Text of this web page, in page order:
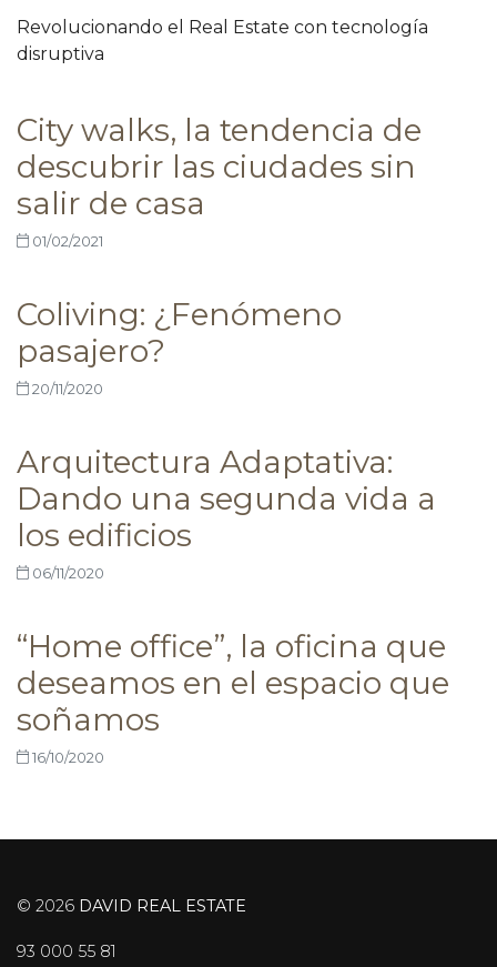
Revolucionando el Real Estate con tecnología
disruptiva
City walks, la tendencia de
descubrir las ciudades sin
salir de casa
01/02/2021
Coliving: ¿Fenómeno
pasajero?
20/11/2020
Arquitectura Adaptativa:
Dando una segunda vida a
los edificios
06/11/2020
“Home office”, la oficina que
deseamos en el espacio que
soñamos
16/10/2020
© 2026 DAVID REAL ESTATE
93 000 55 81